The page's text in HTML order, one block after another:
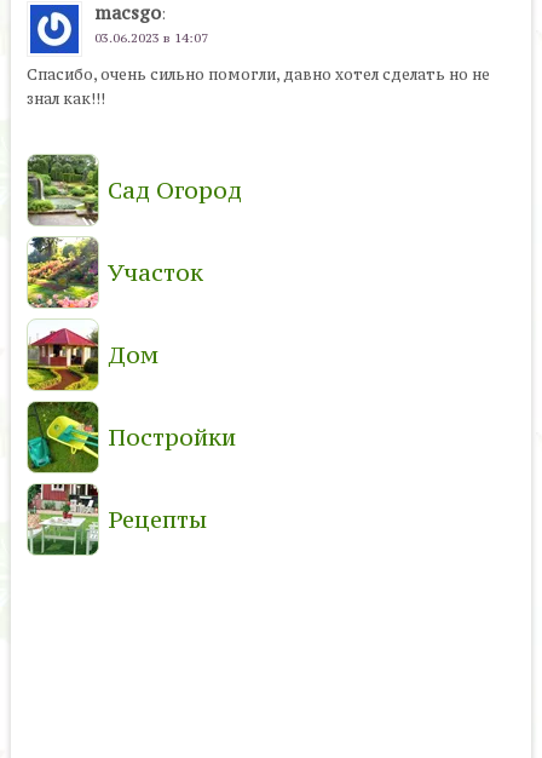
macsgo:
03.06.2023 в 14:07
Спасибо, очень сильно помогли, давно хотел сделать но не
знал как!!!
Сад Огород
Участок
Дом
Постройки
Рецепты